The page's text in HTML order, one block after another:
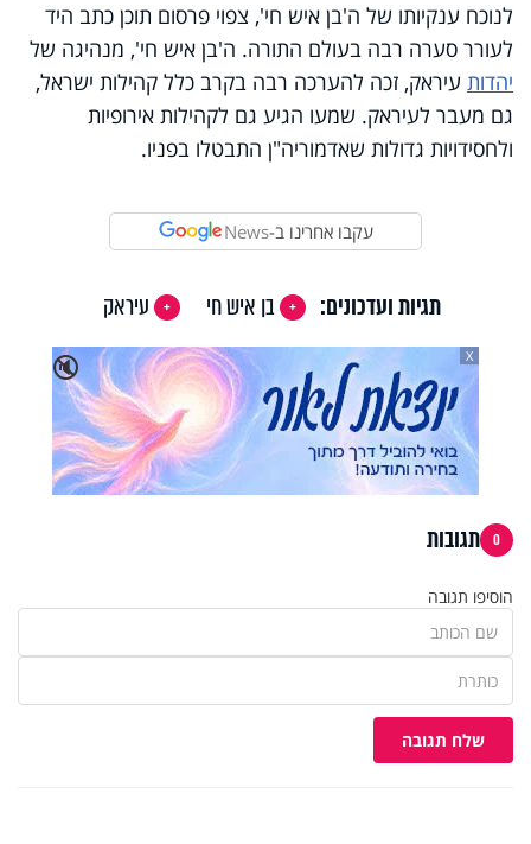
לנוכח ענקיותו של ה'בן איש חי', צפוי פרסום תוכן כתב היד
לעורר סערה רבה בעולם התורה. ה'בן איש חי', מנהיגה של
יהדות עיראק, זכה להערכה רבה בקרב כלל קהילות ישראל,
גם מעבר לעיראק. שמעו הגיע גם לקהילות אירופיות
ולחסידויות גדולות שאדמוריה"ן התבטלו בפניו.
עקבו אחרינו ב-News
תגיות ועדכונים: בן איש חי
עיראק
🔇
X
0 תגובות
הוסיפו תגובה
שלח תגובה